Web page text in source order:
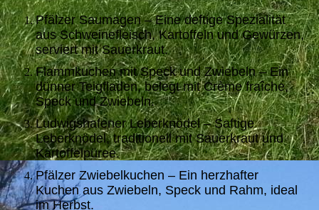
Pfälzer Saumagen – Eine deftige Spezialität
aus Schweinefleisch, Kartoffeln und Gewürzen,
serviert mit Sauerkraut.
Flammkuchen mit Speck und Zwiebeln – Ein
dünner Teigfladen, belegt mit Crème fraîche,
Speck und Zwiebeln.
Ludwigshafener Leberknödel – Saftige
Leberknödel, traditionell mit Sauerkraut und
Kartoffelpüree.
Pfälzer Zwiebelkuchen – Ein herzhafter
Kuchen aus Zwiebeln, Speck und Rahm, ideal
im Herbst.